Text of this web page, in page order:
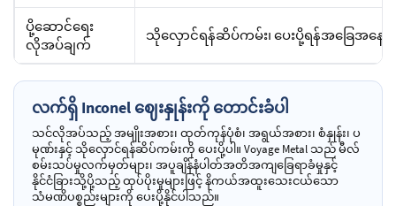
ပို့ဆောင်ရေး
လိုအပ်ချက်
သိုလှောင်ရန်ဆိပ်ကမ်း၊ ပေးပို့ရန်အခြေအနေမျ
လက်ရှိ Inconel ဈေးနှုန်းကို တောင်းခံပါ
သင်လိုအပ်သည့် အမျိုးအစား၊ ထုတ်ကုန်ပုံစံ၊ အရွယ်အစား၊ စံနှုန်း၊ ပ
မုဏ်းနှင့် သိုလှောင်ရန်ဆိပ်ကမ်းကို ပေးပို့ပါ။ Voyage Metal သည် မီလ်
စမ်းသပ်မှုလက်မှတ်များ၊ အပူချိန်နံပါတ်အတိအကျခြေရာခံမှုနှင့်
နိုင်ငံခြားသို့ပို့သည့် ထုပ်ပိုးမှုများဖြင့် နိကယ်အထူးသေးငယ်သော
သံမဏိပစ္စည်းများကို ပေးပို့နိုင်ပါသည်။